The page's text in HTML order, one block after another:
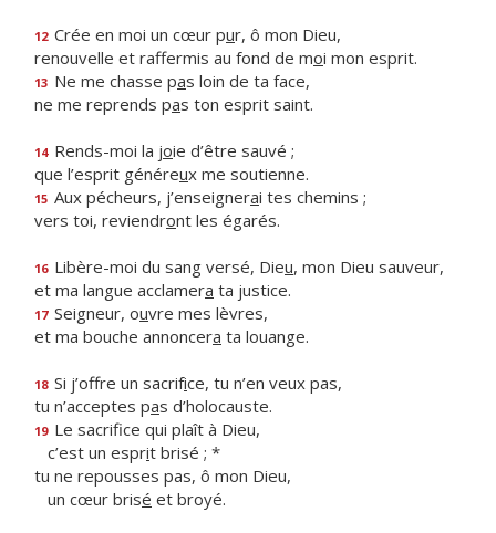
12 Crée en moi un cœur pur, ô mon Dieu,
renouvelle et raffermis au fond de moi mon esprit.
13 Ne me chasse pas loin de ta face,
ne me reprends pas ton esprit saint.
14 Rends-moi la joie d’être sauvé ;
que l’esprit généreux me soutienne.
15 Aux pécheurs, j’enseignerai tes chemins ;
vers toi, reviendront les égarés.
16 Libère-moi du sang versé, Dieu, mon Dieu sauveur,
et ma langue acclamera ta justice.
17 Seigneur, ouvre mes lèvres,
et ma bouche annoncera ta louange.
18 Si j’offre un sacrifice, tu n’en veux pas,
tu n’acceptes pas d’holocauste.
19 Le sacrifice qui plaît à Dieu,
c’est un esprit brisé ; *
tu ne repousses pas, ô mon Dieu,
un cœur brisé et broyé.